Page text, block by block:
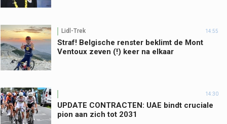
Lidl-Trek 14:55
Straf! Belgische renster beklimt de Mont
Ventoux zeven (!) keer na elkaar
14:30
UPDATE CONTRACTEN: UAE bindt cruciale
pion aan zich tot 2031